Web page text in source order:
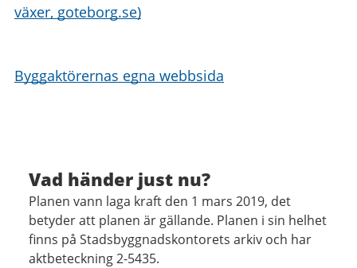
växer, goteborg.se)
Byggaktörernas egna webbsida
Vad händer just nu?
Planen vann laga kraft den 1 mars 2019, det
betyder att planen är gällande. Planen i sin helhet
finns på Stadsbyggnadskontorets arkiv och har
aktbeteckning 2-5435.